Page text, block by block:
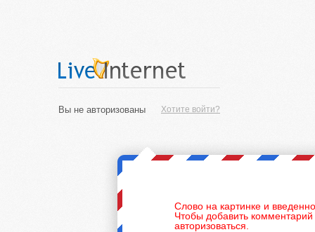
Хотите войти?
Вы не авторизованы
Слово на картинке и
Чтобы добавить комментарий
авторизоваться.